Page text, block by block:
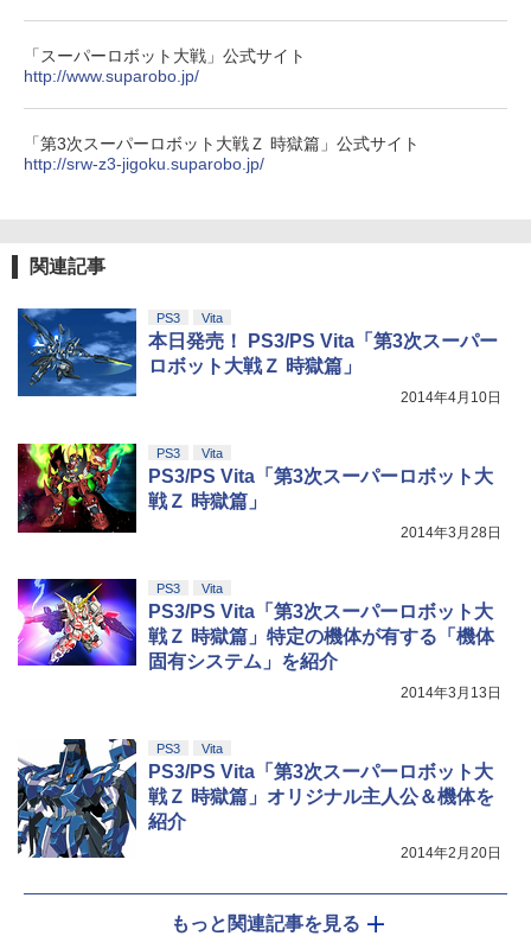
「スーパーロボット大戦」公式サイト
http://www.suparobo.jp/
「第3次スーパーロボット大戦Ｚ 時獄篇」公式サイト
http://srw-z3-jigoku.suparobo.jp/
関連記事
PS3 Vita
本日発売！ PS3/PS Vita「第3次スーパー
ロボット大戦Ｚ 時獄篇」
2014年4月10日
PS3 Vita
PS3/PS Vita「第3次スーパーロボット大
戦Ｚ 時獄篇」
2014年3月28日
PS3 Vita
PS3/PS Vita「第3次スーパーロボット大
戦Ｚ 時獄篇」特定の機体が有する「機体
固有システム」を紹介
2014年3月13日
PS3 Vita
PS3/PS Vita「第3次スーパーロボット大
戦Ｚ 時獄篇」オリジナル主人公＆機体を
紹介
2014年2月20日
もっと関連記事を見る